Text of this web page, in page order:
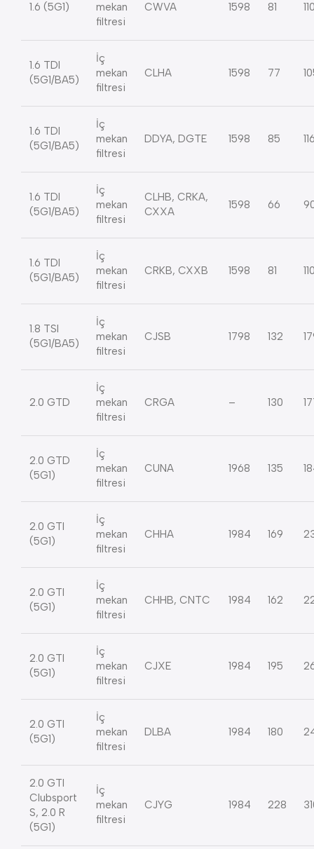
1.6 (5G1)
mekan
filtresi
CWVA 1598 81
1.6 TDI
(5G1/BA5)
İç
mekan
filtresi
CLHA 1598 77
1.6 TDI
(5G1/BA5)
İç
mekan
filtresi
DDYA, DGTE 1598 85
1.6 TDI
(5G1/BA5)
İç
mekan
filtresi
CLHB, CRKA,
CXXA
1598 66
1.6 TDI
(5G1/BA5)
İç
mekan
filtresi
CRKB, CXXB 1598 81
1.8 TSI
(5G1/BA5)
İç
mekan
filtresi
CJSB 1798 132
2.0 GTD
İç
mekan
filtresi
CRGA – 130
2.0 GTD
(5G1)
İç
mekan
filtresi
CUNA 1968 135
2.0 GTI
(5G1)
İç
mekan
filtresi
CHHA 1984 169
2.0 GTI
(5G1)
İç
mekan
filtresi
CHHB, CNTC 1984 162
2.0 GTI
(5G1)
İç
mekan
filtresi
CJXE 1984 195
2.0 GTI
(5G1)
İç
mekan
filtresi
DLBA 1984 180
2.0 GTI
Clubsport
S, 2.0 R
(5G1)
İç
mekan
filtresi
CJYG 1984 228